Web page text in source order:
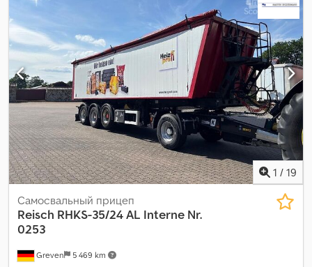
385/65 22,5
100 процент , цвет: серый, размер
передней шины:
, размер задней шины:385/65
22,5, кабина водителя: дневная кабина , класс выбросов:нет,
Оборудование:ABS,
1 / 19
Greven 5 469 km
Самосвальный прицеп
Reisch RHKS-35/24 AL Interne Nr.
0253